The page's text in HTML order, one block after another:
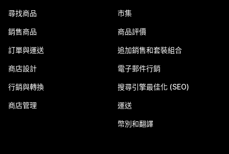
尋找商品
銷售商品
訂單與運送
商店設計
行銷與轉換
商店管理
市集
商品評價
追加銷售和套裝組合
電子郵件行銷
搜尋引擎最佳化 (SEO)
運送
幣別和翻譯